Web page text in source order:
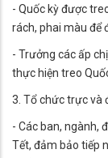
- Quốc kỳ được
rách, phai màu để
- Trưởng các ấp
thực hiện treo
3. Tổ chức trực và
- Các ban, ngành,
Tết, đảm bảo tiếp